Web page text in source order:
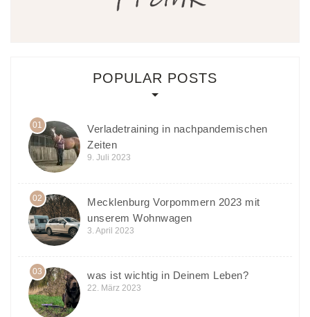
POPULAR POSTS
01
Verladetraining in nachpandemischen
Zeiten
9. Juli 2023
02
Mecklenburg Vorpommern 2023 mit
unserem Wohnwagen
3. April 2023
03 was ist wichtig in Deinem Leben?
22. März 2023